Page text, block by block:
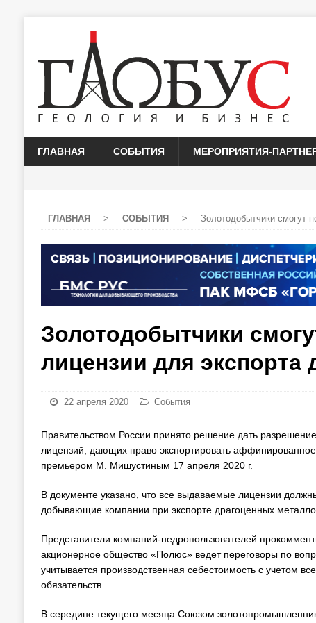
ГЛАВНАЯ СОБЫТИЯ МЕРОПРИЯТИЯ-
ГЛАВНАЯ > СОБЫТИЯ > Золотодобытчики смогут
Золотодобытчики
лицензии для экспорта
22 апреля 2020 События
Правительством России принято решение дать
лицензий, дающих право экспортировать
премьером М. Мишустиным 17 апреля 2020 г.
В документе указано, что все выдаваемые лицензии
добывающие компании при экспорте драгоценных
Представители компаний-недропользователей
акционерное общество «Полюс» ведет переговоры по
учитывается производственная себестоимость с учетом
обязательств.
В середине текущего месяца Союзом